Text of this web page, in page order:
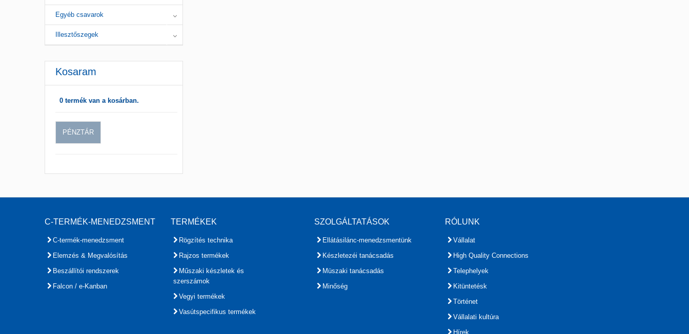
Egyéb csavarok
Illesztőszegek
Kosaram
0 termék van a kosárban.
PÉNZTÁR
C-TERMÉK-MENEDZSMENT
C-termék-menedzsment
Elemzés & Megvalósítás
Beszállítói rendszerek
Falcon / e-Kanban
TERMÉKEK
Rögzítés technika
Rajzos termékek
Műszaki készletek és
szerszámok
Vegyi termékek
Vasútspecifikus termékek
SZOLGÁLTATÁSOK
Ellátásilánc-menedzsmentünk
Készletezéi tanácsadás
Müszaki tanácsadás
Minőség
RÓLUNK
Vállalat
High Quality Connections
Telephelyek
Kitüntetésk
Történet
Vállalati kultúra
Hírek